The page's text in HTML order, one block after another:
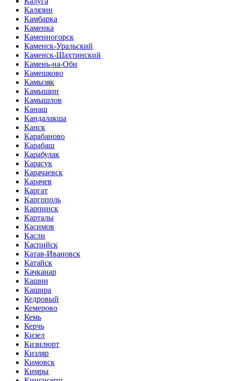
Калязин
Камбарка
Каменка
Каменногорск
Каменск-Уральский
Каменск-Шахтинский
Камень-на-Оби
Камешково
Камызяк
Камышин
Камышлов
Канаш
Кандалакша
Канск
Карабаново
Карабаш
Карабулак
Карасук
Карачаевск
Карачев
Каргат
Каргополь
Карпинск
Карталы
Касимов
Касли
Каспийск
Катав-Ивановск
Катайск
Качканар
Кашин
Кашира
Кедровый
Кемерово
Кемь
Керчь
Кизел
Кизилюрт
Кизляр
Кимовск
Кимры